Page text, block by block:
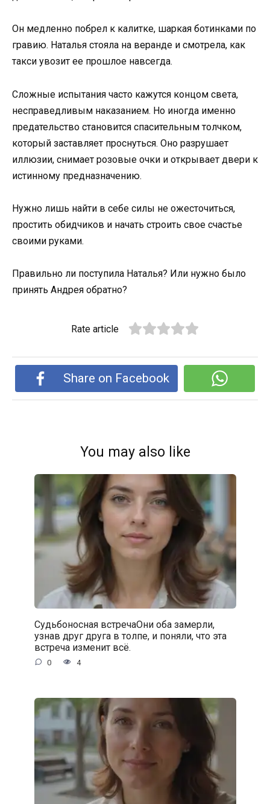
Он медленно побрел к калитке, шаркая ботинками по
гравию. Наталья стояла на веранде и смотрела, как
такси увозит ее прошлое навсегда.
Сложные испытания часто кажутся концом света,
несправедливым наказанием. Но иногда именно
предательство становится спасительным толчком,
который заставляет проснуться. Оно разрушает
иллюзии, снимает розовые очки и открывает двери к
истинному предназначению.
Нужно лишь найти в себе силы не ожесточиться,
простить обидчиков и начать строить свое счастье
своими руками.
Правильно ли поступила Наталья? Или нужно было
принять Андрея обратно?
Rate article
Share on Facebook
You may also like
Судьбоносная встречаОни оба замерли,
узнав друг друга в толпе, и поняли, что эта
встреча изменит всё.
0 4